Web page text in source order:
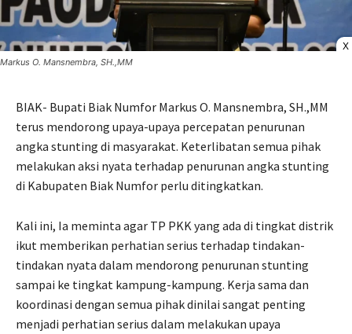
X
Markus O. Mansnembra, SH.,MM
BIAK- Bupati Biak Numfor Markus O. Mansnembra, SH.,MM
terus mendorong upaya-upaya percepatan penurunan
angka stunting di masyarakat. Keterlibatan semua pihak
melakukan aksi nyata terhadap penurunan angka stunting
di Kabupaten Biak Numfor perlu ditingkatkan.
Kali ini, Ia meminta agar TP PKK yang ada di tingkat distrik
ikut memberikan perhatian serius terhadap tindakan-
tindakan nyata dalam mendorong penurunan stunting
sampai ke tingkat kampung-kampung. Kerja sama dan
koordinasi dengan semua pihak dinilai sangat penting
menjadi perhatian serius dalam melakukan upaya